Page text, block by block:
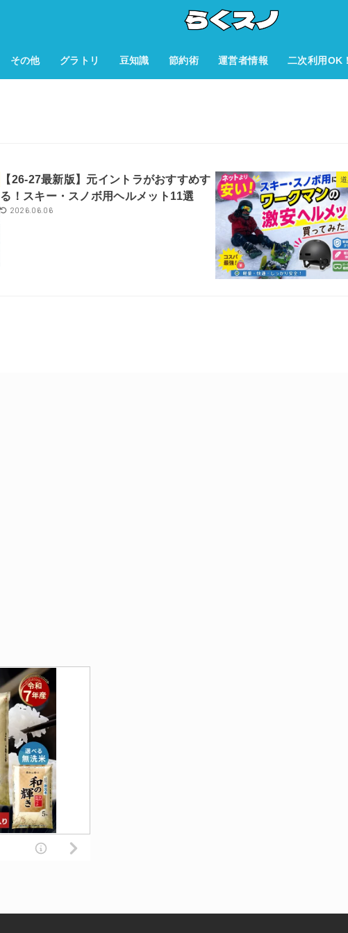
その他 グラトリ 豆知識 節約術 運営者情報 二次利用OK
【26-27最新版】元イントラがおすすめす
る！スキー・スノボ用ヘルメット11選
2026.06.06